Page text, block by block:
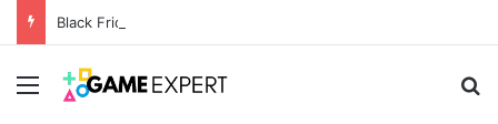
Black Friday: descontos incríveis em eletrônicos
Menu